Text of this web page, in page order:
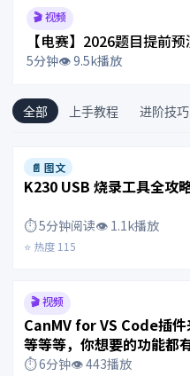
🎬 视频
【电赛】2026题目提前预
5分钟👁️ 9.5k播放
全部 上手教程 进阶技巧
📄 图文
K230 USB 烧录工具全攻
⏱️ 5分钟阅读👁️ 1.1k播放
⭐ 热度 115
🎬 视频
CanMV for VS Code插
等等等，你想要的功能都
⏱️ 6分钟👁️ 443播放